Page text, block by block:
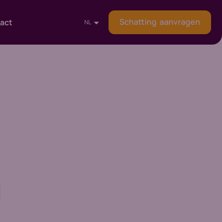
NL Schatting aanvragen